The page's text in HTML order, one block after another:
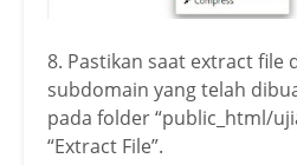
8. Pastikan saat extract file
subdomain yang telah
pada folder “public_html/
“Extract File”.